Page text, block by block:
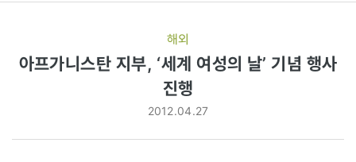
해외
아프가니스탄 지부, ‘세계 여성의 날’ 기념 행사
진행
2012.04.27